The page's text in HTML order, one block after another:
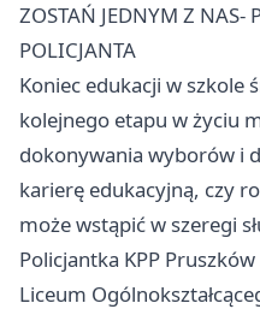
ZOSTAŃ JEDNYM Z NAS-
POLICJANTA
Koniec edukacji w szkole
kolejnego etapu w życiu
dokonywania wyborów i
karierę edukacyjną, czy
może wstąpić w szeregi
Policjantka KPP Pruszków
Liceum